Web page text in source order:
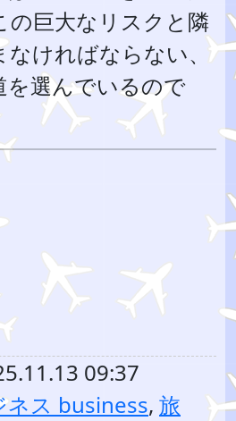
の巨大なリスクと隣
ければならない、
を選んでいるので
09:37
ネス business, 旅